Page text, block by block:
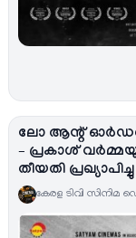
ലോ ആന്റ് ഓര്‍ഡർ
– പ്രകാശ്
തീയതി പ്രഖ്യാപിച്ചു
കേരള ടിവി സിനിമ